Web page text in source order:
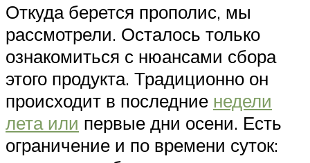
Откуда берется прополис, мы
рассмотрели. Осталось только
ознакомиться с нюансами сбора
этого продукта. Традиционно он
происходит в последние недели
лета или первые дни осени. Есть
ограничение и по времени суток: